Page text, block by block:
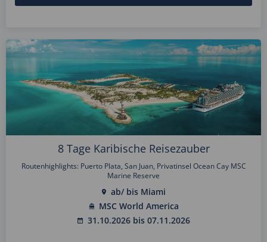
8 Tage Karibische Reisezauber
Routenhighlights: Puerto Plata, San Juan, Privatinsel Ocean Cay MSC
Marine Reserve
ab/ bis Miami
MSC World America
31.10.2026 bis 07.11.2026